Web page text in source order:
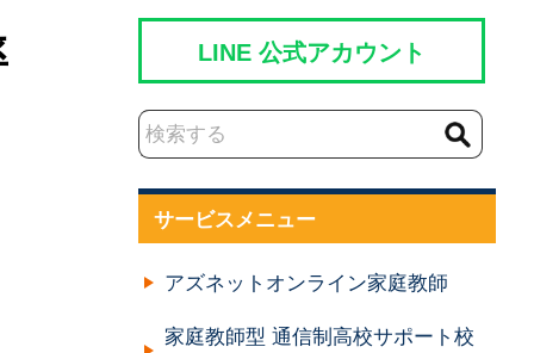
LINE 公式アカウント
サービスメニュー
アズネットオンライン家庭教師
家庭教師型 通信制高校サポート校